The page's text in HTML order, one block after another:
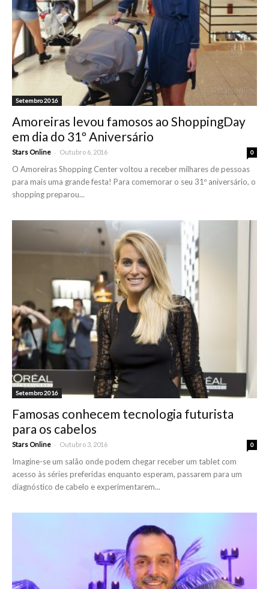
Setembro 2016
Amoreiras levou famosos ao ShoppingDay
em dia do 31º Aniversário
Stars Online - Outubro 6, 2016 0
O Amoreiras Shopping Center voltou a receber milhares de pessoas
para mais uma grande festa! Para comemorar o seu 31º aniversário, o
shopping preparou...
Setembro 2016
Famosas conhecem tecnologia futurista
para os cabelos
Stars Online - Outubro 3, 2016 0
Imagine-se um salão onde podem chegar receber um tablet com
acesso às séries preferidas enquanto esperam, passarem para um
diagnóstico de cabelo e experimentarem...